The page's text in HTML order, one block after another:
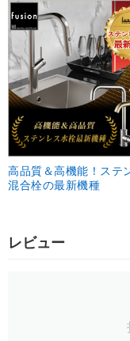
高品質＆高機能！ステ
混合栓の最新機種
レビュー